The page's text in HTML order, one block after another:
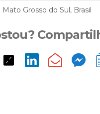
Mato Grosso do Sul, Brasil